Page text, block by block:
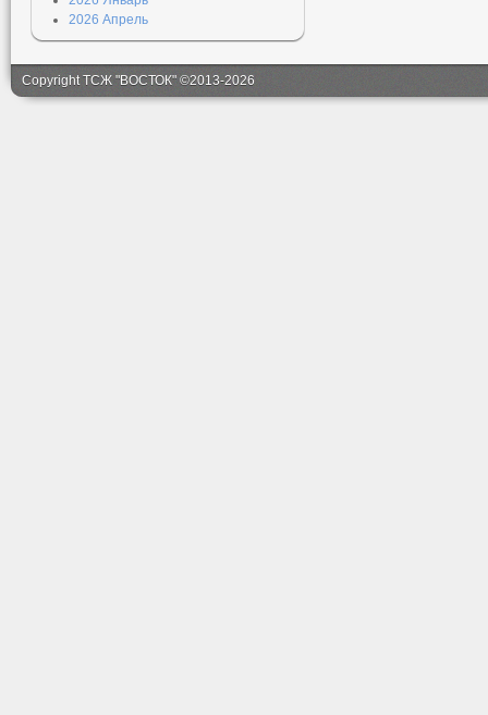
2026 Апрель
Copyright ТСЖ "ВОСТОК" ©2013-2026